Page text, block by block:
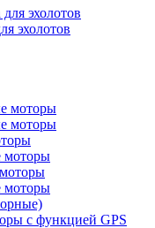
эхолотов
эхолотов
моторы
моторы
моторы
моторы
с функцией GPS